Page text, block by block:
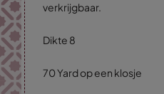
verkrijgbaar.
Dikte 8
70 Yard op een klosje